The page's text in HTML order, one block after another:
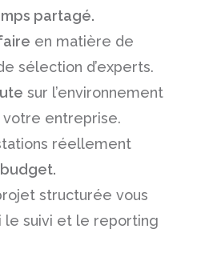
partagé.
en matière de
sélection d’experts.
sur l’environnement
entreprise.
réellement
structurée vous
le suivi et le reporting